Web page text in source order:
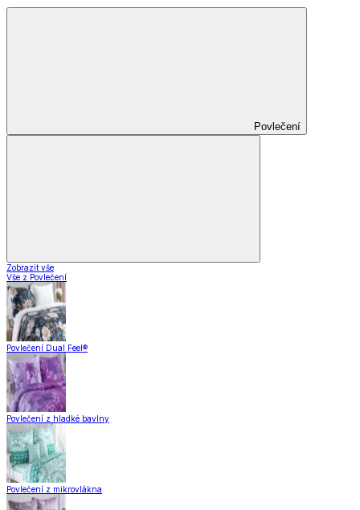
Povlečení
Zobrazit vše
Vše z Povlečení
Povlečení Dual Feel®
Povlečení z hladké bavlny
Povlečení z mikrovlákna